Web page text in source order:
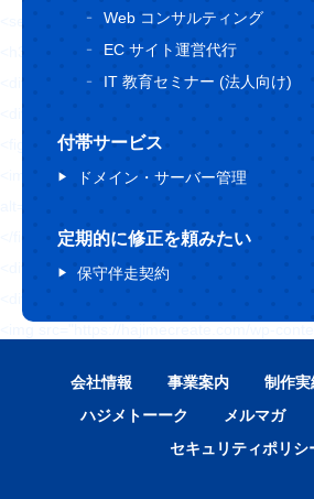
Web コンサルティング
EC サイト運営代行
IT 教育セミナー (法人向け)
付帯サービス
ドメイン・サーバー管理
定期的に修正を頼みたい
保守伴走契約
会社情報 事業案内 制作実
ハジメトーーク
メルマガ
セキュリティポリシ
<section class="topBlog-box Line1">
<h3 class="fz56 ffF1 tac sfz36">ブログ</h3>
<div class="topBlog-group1">
<img src="https://hajimecreate.com/wp-
</figure>
<div class="topBlog-item1__content">
<p>ハリネズミ</p>
<p class="fz18 mt12 blue1 fw6">2021/09/16 (